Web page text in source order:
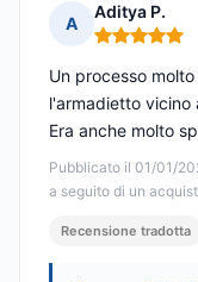
A
Aditya P.
Nota: 5 su 5
Pubblicato il 01/01/
a seguito di un
Un processo
l'armadietto vicino
Era anche molto
Recensione tradotta